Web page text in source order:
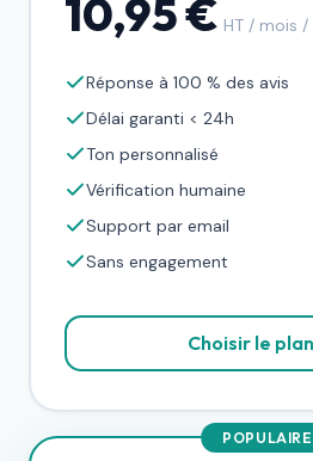
10,95 € HT / mois
Réponse à 100 % des avis
Délai garanti < 24h
Ton personnalisé
Vérification humaine
Support par email
Sans engagement
Choisir le
POPULAIRE